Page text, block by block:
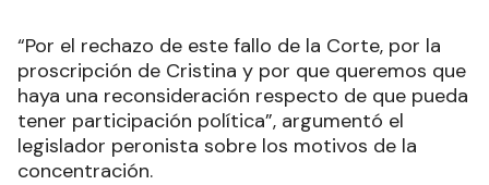
“Por el rechazo de este fallo de la Corte, por la
proscripción de Cristina y por que queremos que
haya una reconsideración respecto de que pueda
tener participación política”, argumentó el
legislador peronista sobre los motivos de la
concentración.